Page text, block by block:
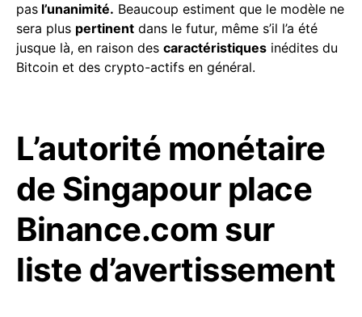
pas l’unanimité. Beaucoup estiment que le modèle ne
sera plus pertinent dans le futur, même s’il l’a été
jusque là, en raison des caractéristiques inédites du
Bitcoin et des crypto-actifs en général.
L’autorité monétaire
de Singapour place
Binance.com sur
liste d’avertissement